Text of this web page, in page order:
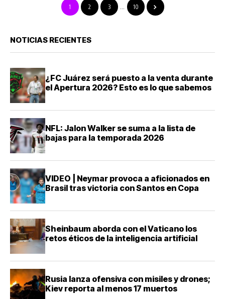
1 2 3 10
NOTICIAS RECIENTES
¿FC Juárez será puesto a la venta durante
el Apertura 2026? Esto es lo que sabemos
NFL: Jalon Walker se suma a la lista de
bajas para la temporada 2026
VIDEO | Neymar provoca a aficionados en
Brasil tras victoria con Santos en Copa
Sheinbaum aborda con el Vaticano los
retos éticos de la inteligencia artificial
Rusia lanza ofensiva con misiles y drones;
Kiev reporta al menos 17 muertos